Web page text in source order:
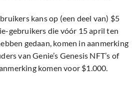
kans op (een deel van) $5
gebruikers die vóór 15 april ten
gedaan, komen in aanmerking
van Genie’s Genesis NFT’s of
komen voor $1.000.